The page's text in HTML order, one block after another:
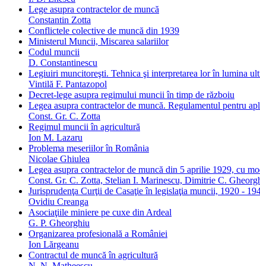
Lege asupra contractelor de muncă
Constantin Zotta
Conflictele colective de muncă din 1939
Ministerul Muncii, Miscarea salariilor
Codul muncii
D. Constantinescu
Legiuiri muncitoreşti. Tehnica şi interpretarea lor în lumina
Vintilă F. Pantazopol
Decret-lege asupra regimului muncii în timp de războiu
Legea asupra contractelor de muncă. Regulamentul pentru
Const. Gr. C. Zotta
Regimul muncii în agricultură
Ion M. Lazaru
Problema meseriilor în România
Nicolae Ghiulea
Legea asupra contractelor de muncă din 5 aprilie 1929, cu
Const. Gr. C. Zotta, Stelian I. Marinescu, Dimitrie C.
Jurisprudenţa Curţii de Casaţie în legislaţia muncii, 1920 -
Ovidiu Creanga
Asociaţiile miniere pe cuxe din Ardeal
G. P. Gheorghiu
Organizarea profesională a României
Ion Lărgeanu
Contractul de muncă în agricultură